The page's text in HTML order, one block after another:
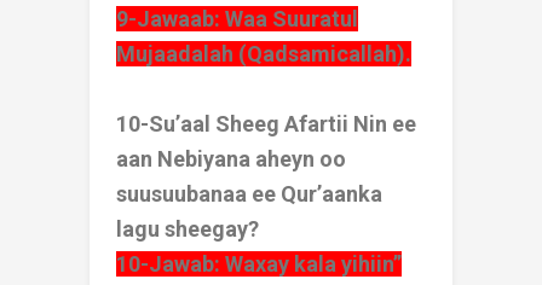
9-Jawaab: Waa Suuratul
Mujaadalah (Qadsamicallah).
10-Su’aal Sheeg Afartii Nin ee
aan Nebiyana aheyn oo
suusuubanaa ee Qur’aanka
lagu sheegay?
10-Jawab: Waxay kala yihiin”